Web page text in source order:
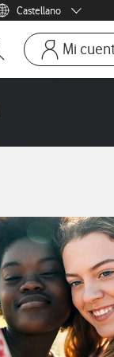
idioma
Castellano
buscador.
Mi
Ir a la
Añadir línea
Recargas